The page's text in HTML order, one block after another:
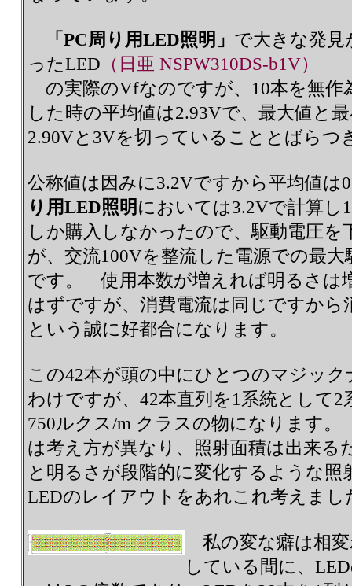
「PC周り用LED照明」 で大きな発
ったLED （日亜 NSPW310DS-b1V）
の実際のVfなのですが、10本を無作
した時の平均値は2.93Vで、最大値と
2.90Vと3Vを切っていることとばらつ
公称値は因みに3.2Vですから平均値
り用LED照明においては3.2Vで計算し
しか購入しなかったので、駆動電圧
が、交流100Vを整流した電源での最
です。 使用本数が増えれば明るさは
はずですが、消費電流は同じですから
という誠に好都合になります。
この42本が頭の中にひとつのマジッ
わけですが、42本直列を1系統として
750ルクス/m クラスの物になります
は考え方が異なり、照射面積は出来
と明るさが段階的に変化するような照
LEDのレイアウトをあれこれ考えまし
私の変な癖は相
している間に、